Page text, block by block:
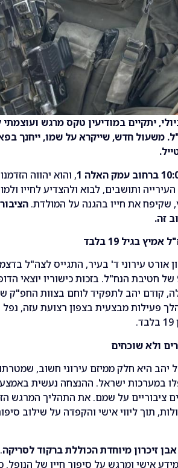
שישי הקרוב, 18 ביולי, יתקיים במודיעין טקס מרגש
משעול חדש, שייקרא על שמו, ייחנך
עמק האלה 1
, והוא יהווה
ותושבים, לבוא ולהצדיע לחייו
שקיפח את חייו בהגנה על המולדת.
זה.
בגיל 19 בלבד
כלוחם מסור בגדוד 931 של חטיבת הנח"ל. בזכות כישוריו
קודם יהב לתפקיד לוחם בצוות החפ"ק
2025, במהלך פעילות מבצעית בצפון רצועת
ולא שוכחים
יהב היא חלק ממיזם עירוני חשוב,
במערכות ישראל. ההנצחה נעשית
ציבוריים על שמם. את התהליך המרגש
תוך ליווי אישי והקפדה על שילוב
אבן זיכרון מיוחדת הכוללת ברקוד לסריקה
אישי ומרגש על סיפור חייו של הנופל.